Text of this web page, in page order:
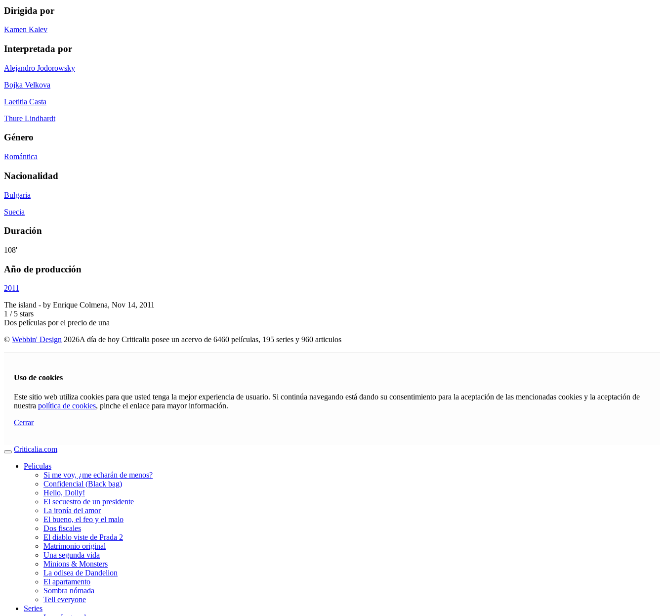
Dirigida por
Kamen Kalev
Interpretada por
Alejandro Jodorowsky
Bojka Velkova
Laetitia Casta
Thure Lindhardt
Género
Romántica
Nacionalidad
Bulgaria
Suecia
Duración
108'
Año de producción
2011
The island - by Enrique Colmena, Nov 14, 2011
1 / 5 stars
Dos películas por el precio de una
© Webbin' Design 2026A día de hoy Criticalia posee un acervo de 6460 películas, 195 series y 960 articulos
Uso de cookies
Este sitio web utiliza cookies para que usted tenga la mejor experiencia de usuario. Si continúa navegando está dando su consentimiento para la aceptación de las mencionadas cookies y la aceptación de
nuestra política de cookies, pinche el enlace para mayor información.
Cerrar
Criticalia.com
Peliculas
Si me voy, ¿me echarán de menos?
Confidencial (Black bag)
Hello, Dolly!
El secuestro de un presidente
La ironía del amor
El bueno, el feo y el malo
Dos fiscales
El diablo viste de Prada 2
Matrimonio original
Una segunda vida
Minions & Monsters
La odisea de Dandelion
El apartamento
Sombra nómada
Tell everyone
Series